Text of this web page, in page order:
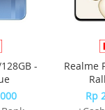
-
Realme
Rp